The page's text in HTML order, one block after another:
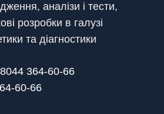
аналізи і тести,
розробки в галузі
та діагностики
364-60-66
60-66